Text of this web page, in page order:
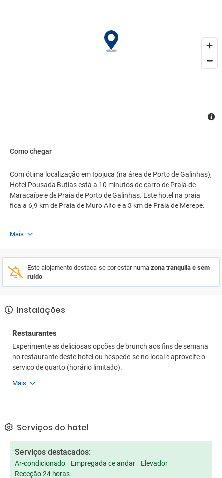
Como chegar
Com ótima localização em Ipojuca (na área de Porto de Galinhas),
Hotel Pousada Butias está a 10 minutos de carro de Praia de
Maracaípe e de Praia de Porto de Galinhas. Este hotel na praia
fica a 6,9 km de Praia de Muro Alto e a 3 km de Praia de Merepe.
Mais
Este alojamento destaca-se por estar numa zona tranquila e sem
ruído
Instalações
Restaurantes
Experimente as deliciosas opções de brunch aos fins de semana
no restaurante deste hotel ou hospede-se no local e aproveite o
serviço de quarto (horário limitado).
Mais
Serviços do hotel
Serviços destacados:
Ar-condicionado Empregada de andar
Elevador
Receção 24 horas